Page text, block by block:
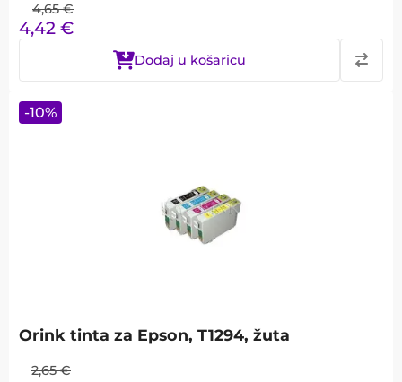
4,65 €
4,42 €
Dodaj u košaricu
Orink tinta za Epson, T1294, žuta
2,65 €
-10%